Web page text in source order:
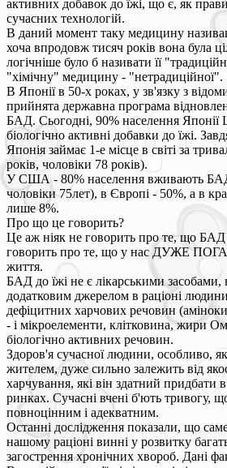
активних добавок до їжі, що є, як
сучасних технологій.
В даний момент таку медицину
хоча впродовж тисяч років вона була
логічніше було б називати її
"хімічну" медицину - "нетрадиційної".
В Японії в 50-х роках, у зв'язку з
прийнята державна програма
БАД. Сьогодні, 90% населення
біологічно активні добавки до їжі.
Японія займає 1-е місце в світі за
років, чоловіки 78 років).
У США - 80% населення вживають
чоловіки 75лет), в Європі - 50%, а в
лише 8%.
Про що це говорить?
Це аж ніяк не говорить про те, що
говорить про те, що у нас ДУЖЕ
життя.
БАД до їжі не є лікарськими засобами,
додатковим джерелом в раціоні
дефіцитних харчових речовин
- і мікроелементи, клітковина, жири
біологічно активних речовин.
Здоров'я сучасної людини, особливо,
жителем, дуже сильно залежить від
харчування, які він здатний придбати
ринках. Сучасні вчені б'ють тривогу,
повноцінним і адекватним.
Останні дослідження показали, що
нашому раціоні винні у розвитку
загострення хронічних хвороб. Дані